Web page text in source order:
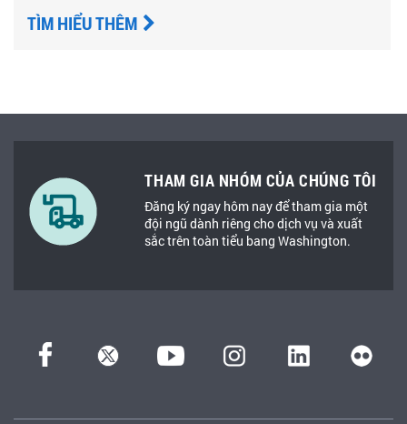
TÌM HIỂU THÊM
THAM GIA NHÓM CỦA CHÚNG TÔI
Đăng ký ngay hôm nay để tham gia một
đội ngũ dành riêng cho dịch vụ và xuất
sắc trên toàn tiểu bang Washington.